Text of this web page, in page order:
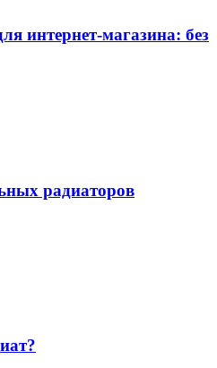
интернет-магазина: без
радиаторов